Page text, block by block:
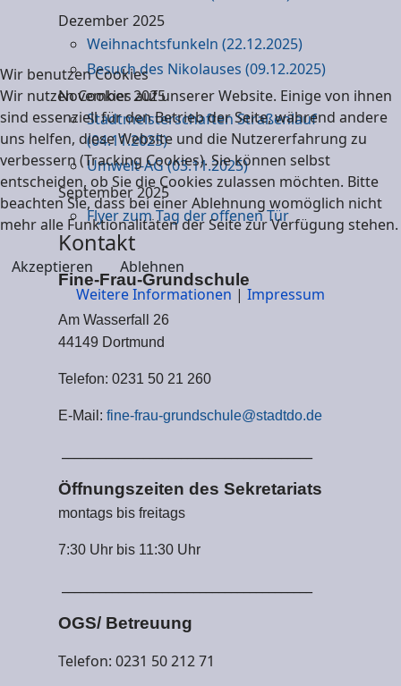
Dezember 2025
Weihnachtsfunkeln (22.12.2025)
Besuch des Nikolauses (09.12.2025)
November 2025
Stadtmeisterschaften Straßenlauf
(04.11.2025)
Umwelt-AG (03.11.2025)
September 2025
Flyer zum Tag der offenen Tür
Kontakt
Fine-Frau-Grundschule
Am Wasserfall 26
44149 Dortmund
Telefon: 0231 50 21 260
E-Mail: fine-frau-grundschule@stadtdo.de
Öffnungszeiten des Sekretariats
montags bis freitags
7:30 Uhr bis 11:30 Uhr
OGS/ Betreuung
Telefon: 0231 50 212 71
Wir benutzen Cookies
Wir nutzen Cookies auf unserer Website. Einige von ihnen
sind essenziell für den Betrieb der Seite, während andere
uns helfen, diese Website und die Nutzererfahrung zu
verbessern (Tracking Cookies). Sie können selbst
entscheiden, ob Sie die Cookies zulassen möchten. Bitte
beachten Sie, dass bei einer Ablehnung womöglich nicht
mehr alle Funktionalitäten der Seite zur Verfügung stehen.
Akzeptieren
Ablehnen
Weitere Informationen | Impressum